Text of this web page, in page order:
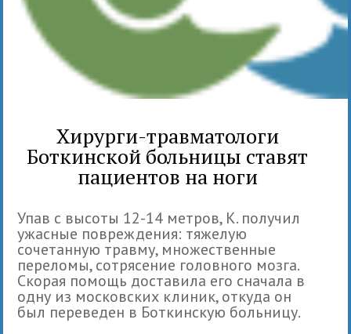
Хирурги-травматологи
Боткинской больницы ставят
пациентов на ноги
Упав с высоты 12-14 метров, К. получил
ужасные повреждения: тяжелую
сочетанную травму, множественные
переломы, сотрясение головного мозга.
Скорая помощь доставила его сначала в
одну из московских клиник, откуда он
был переведен в Боткинскую больницу.